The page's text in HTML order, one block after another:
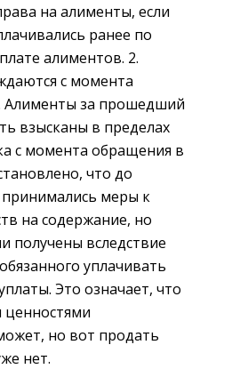
на алименты, если
ранее по
алиментов. 2.
с момента
Алименты за прошедший
взысканы в пределах
с момента обращения в
что до
меры к
на содержание, но
получены вследствие
уплачивать
Это означает, что
ценностями
но вот продать
нет.